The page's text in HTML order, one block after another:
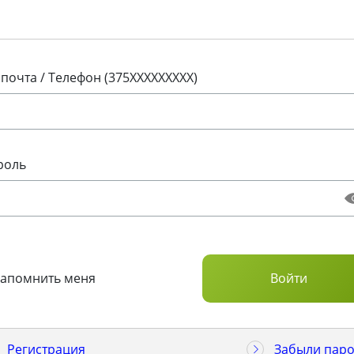
/ Телефон (375XXXXXXXXX)
меня
Регистрация Забыли